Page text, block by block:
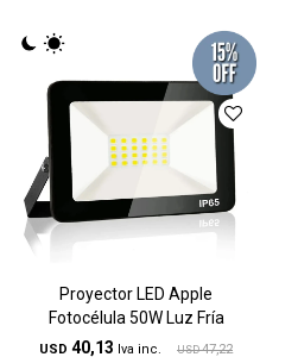
Proyector LED Apple
Fotocélula 50W Luz Fría
USD 40,13 USD 47,22